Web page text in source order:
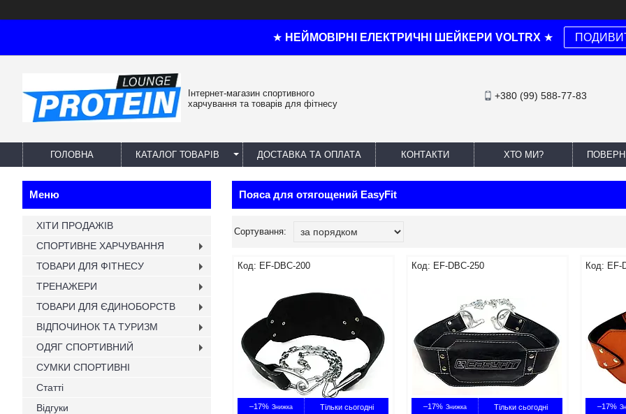
★ НЕЙМОВІРНІ ЕЛЕКТРИЧНІ ШЕЙКЕРИ VOLTRX ★
Інтернет-магазин спортивного
харчування та товарів для фітнесу
+380 (99) 588-77-83
ГОЛОВНА КАТАЛОГ ТОВАРІВ ДОСТАВКА ТА ОПЛАТА КОНТАКТИ ХТО МИ?
Пояса для отягощений EasyFit
EF-DBC-200
–17% Тільки сьогодні
EF-DBC-250
–17% Тільки сьогодні
EF-
–17%
ХІТИ ПРОДАЖІВ
СПОРТИВНЕ ХАРЧУВАННЯ
ТОВАРИ ДЛЯ ФІТНЕСУ
ТРЕНАЖЕРИ
ТОВАРИ ДЛЯ ЄДИНОБОРСТВ
ВІДПОЧИНОК ТА ТУРИЗМ
ОДЯГ СПОРТИВНИЙ
СУМКИ СПОРТИВНІ
Статті
Відгуки